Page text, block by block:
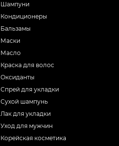
Шампуни
Кондиционеры
Бальзамы
Маски
Масло
Краска для волос
Оксиданты
Спрей для укладки
Сухой шампунь
Лак для укладки
Уход для мужчин
Корейская косметика